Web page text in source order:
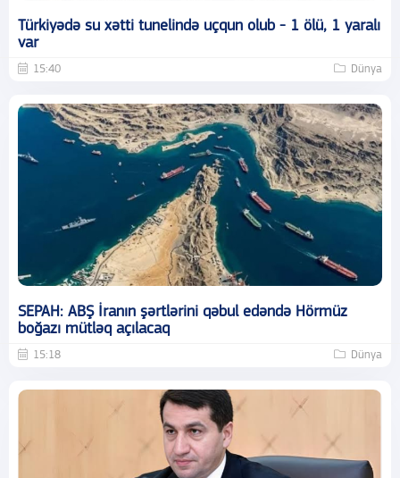
Türkiyədə su xətti tunelində uçqun olub - 1 ölü, 1 yaralı
var
15:40 Dünya
SEPAH: ABŞ İranın şərtlərini qəbul edəndə Hörmüz
boğazı mütləq açılacaq
15:18 Dünya